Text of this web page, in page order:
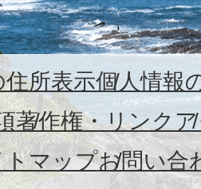
所表示個人情報
著作権・リンク
マップお問い合